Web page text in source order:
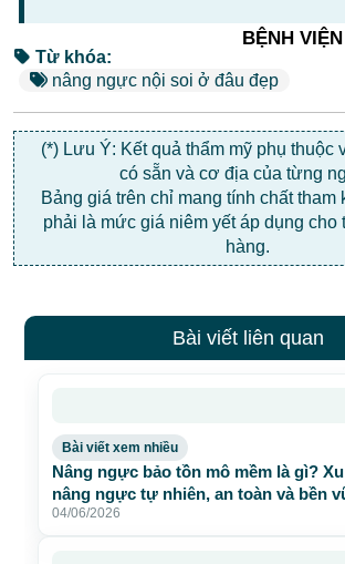
BỆNH
Từ khóa:
nâng ngực nội soi ở đâu đẹp
(*) Lưu Ý: Kết quả thẩm mỹ phụ thuộc
có sẵn và cơ địa của từng
Bảng giá trên chỉ mang tính chất tham
phải là mức giá niêm yết áp dụng cho
hàng.
Bài viết liên quan
Bài viết xem nhiều
Nâng ngực bảo tồn mô mềm là gì?
nâng ngực tự nhiên, an toàn và bền
04/06/2026